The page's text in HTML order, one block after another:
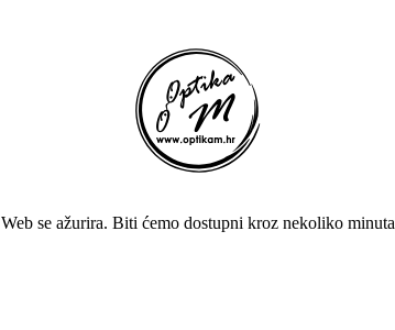
Web se ažurira. Biti ćemo dostupni kroz nekoliko minuta